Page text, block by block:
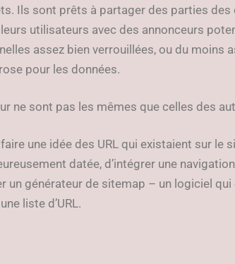
Ils sont prêts à partager des parties des
utilisateurs avec des annonceurs
assez bien verrouillées, ou du moins
pour les données.
ne sont pas les mêmes que celles des
une idée des URL qui existaient sur le
datée, d’intégrer une
un générateur de sitemap – un logiciel
liste d’URL.